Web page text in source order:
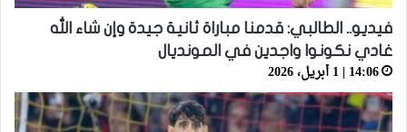
فيديو.. الطالبي: قدمنا مباراة ثانية جيدة وإن شاء الله
غادي نكونوا واجدين في المونديال
14:06 | 1 أبريل، 2026